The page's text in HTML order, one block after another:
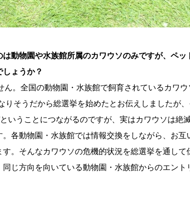
動物園や水族館所属のカワウソのみですが、ペッ
ょうか？
ん。全国の動物園・水族館で飼育されているカワウ
りそうだから総選挙を始めたとお伝えしましたが、
いうことにつながるのですが、実はカワウソは絶
各動物園・水族館では情報交換をしながら、お互
。そんなカワウソの危機的状況を総選挙を通して
同じ方向を向いている動物園・水族館からのエント